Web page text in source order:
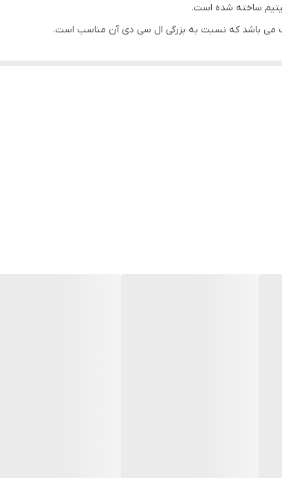
ساخته شده است.
است.
نیستند را غیر فعال کنید.